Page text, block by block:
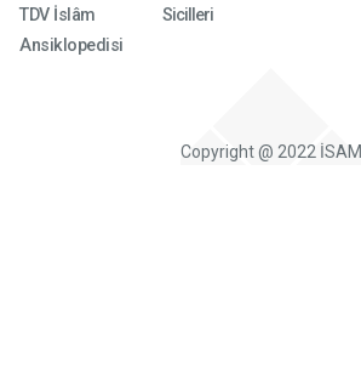
TDV İslâm
Ansiklopedisi
Sicilleri
Copyright @ 2022 İSAM